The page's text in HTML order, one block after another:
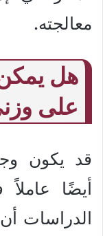
معالجته.
هل يمكن
على
قد يكون
أيضًا
الدراسات